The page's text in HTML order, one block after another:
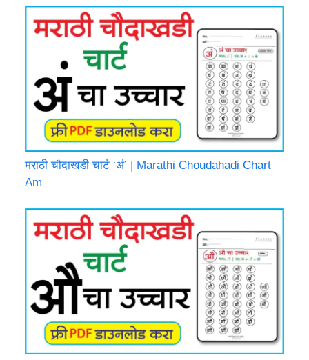
मराठी चौदाखडी चार्ट ‘अं’ | Marathi Choudahadi Chart
Am